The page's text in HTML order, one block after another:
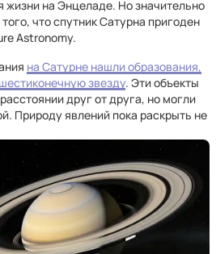
жизни на Энцеладе. Но значительно
что спутник Сатурна пригоден
Astronomy.
на Сатурне нашли образования,
звезду. Эти объекты
друг от друга, но могли
Природу явлений пока раскрыть не